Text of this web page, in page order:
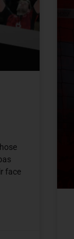
face